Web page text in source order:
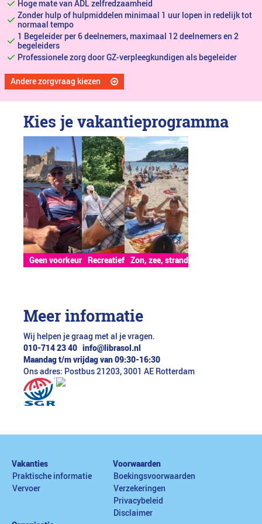
Hoge mate van ADL zelfredzaamheid
Zonder hulp of hulpmiddelen minimaal 1 uur lopen in redelijk tot
normaal tempo
1 Begeleider per 6 deelnemers, maximaal 12 deelnemers en 2
begeleiders
Professionele zorg door GZ-verpleegkundigen als begeleider
Andere zorgvraag kiezen
Kies je vakantieprogramma
Geen voorkeur Recreatief Zon, zee, strand
Meer informatie
Wij helpen je graag met al je vragen.
010-714 23 40 info@librasol.nl
Maandag t/m vrijdag van 09:30-16:30
Ons adres: Postbus 21203, 3001 AE Rotterdam
Vakanties
Praktische informatie
Vervoer
Voorwaarden
Boekingsvoorwaarden
Verzekeringen
Privacybeleid
Disclaimer